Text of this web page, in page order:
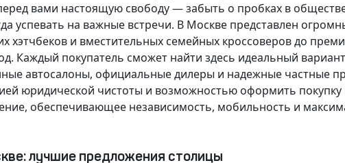
вами настоящую свободу — забыть о пробках в
успевать на важные встречи. В Москве представлен
хэтчбеков и вместительных семейных кроссоверов до
Каждый покупатель сможет найти здесь идеальный
автосалоны, официальные дилеры и надежные частные
юридической чистоты и возможностью оформить покупку
обеспечивающее независимость, мобильность и
лучшие предложения столицы